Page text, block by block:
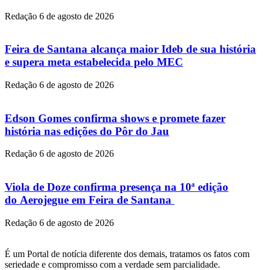
Redação 6 de agosto de 2026
Feira de Santana alcança maior Ideb de sua história
e supera meta estabelecida pelo MEC
Redação 6 de agosto de 2026
Edson Gomes confirma shows e promete fazer
história nas edições do Pôr do Jau
Redação 6 de agosto de 2026
Viola de Doze confirma presença na 10ª edição
do Aerojegue em Feira de Santana
Redação 6 de agosto de 2026
É um Portal de notícia diferente dos demais, tratamos os fatos com
seriedade e compromisso com a verdade sem parcialidade.